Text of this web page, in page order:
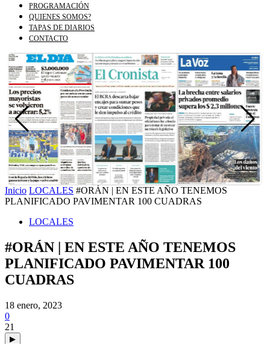
PROGRAMACIÓN
QUIENES SOMOS?
TAPAS DE DIARIOS
CONTACTO
Inicio LOCALES #ORÁN | EN ESTE AÑO TENEMOS
PLANIFICADO PAVIMENTAR 100 CUADRAS
LOCALES
#ORÁN | EN ESTE AÑO TENEMOS
PLANIFICADO PAVIMENTAR 100
CUADRAS
18 enero, 2023
0
21
▶